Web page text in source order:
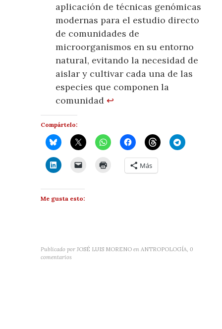
aplicación de técnicas genómicas
modernas para el estudio directo
de comunidades de
microorganismos en su entorno
natural, evitando la necesidad de
aislar y cultivar cada una de las
especies que componen la
comunidad↩
Compártelo:
Más
Me gusta esto:
Publicado por JOSÉ LUIS MORENO en ANTROPOLOGÍA ,0
comentarios